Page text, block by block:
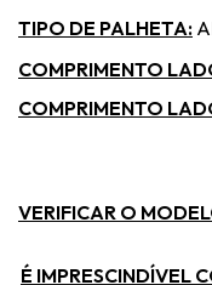
TIPO DE PALHETA:
COMPRIMENTO
COMPRIMENTO
VERIFICAR O
É IMPRESCINDÍVEL